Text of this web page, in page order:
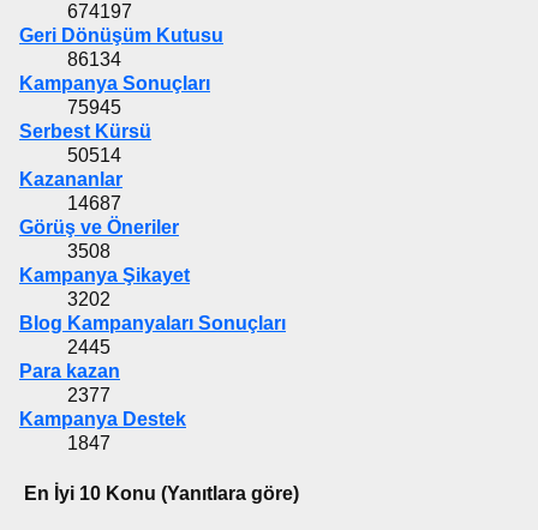
674197
Geri Dönüşüm Kutusu
86134
Kampanya Sonuçları
75945
Serbest Kürsü
50514
Kazananlar
14687
Görüş ve Öneriler
3508
Kampanya Şikayet
3202
Blog Kampanyaları Sonuçları
2445
Para kazan
2377
Kampanya Destek
1847
En İyi 10 Konu (Yanıtlara göre)